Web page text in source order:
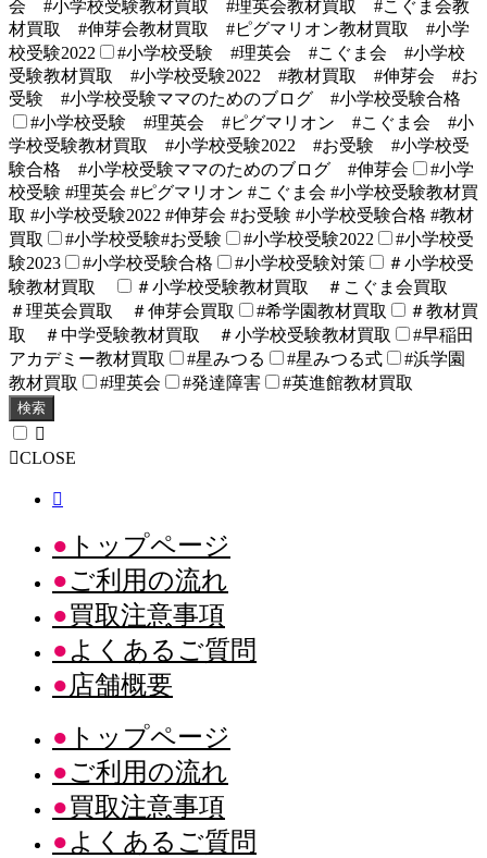
会 #小学校受験教材買取 #理英会教材買取 #こぐま会教
材買取 #伸芽会教材買取 #ピグマリオン教材買取 #小学
校受験2022
#小学校受験 #理英会 #こぐま会 #小学校
受験教材買取 #小学校受験2022 #教材買取 #伸芽会 #お
受験 #小学校受験ママのためのブログ #小学校受験合格
#小学校受験 #理英会 #ピグマリオン #こぐま会 #小
学校受験教材買取 #小学校受験2022 #お受験 #小学校受
験合格 #小学校受験ママのためのブログ #伸芽会
#小学
校受験 #理英会 #ピグマリオン #こぐま会 #小学校受験教材買
取 #小学校受験2022 #伸芽会 #お受験 #小学校受験合格 #教材
買取
#小学校受験#お受験 #小学校受験2022
#小学校受
験2023
#小学校受験合格 #小学校受験対策
＃小学校受
験教材買取
＃小学校受験教材買取 ＃こぐま会買取
＃理英会買取 ＃伸芽会買取
#希学園教材買取
＃教材買
取 ＃中学受験教材買取 ＃小学校受験教材買取
#早稲田
アカデミー教材買取
#星みつる #星みつる式
#浜学園
教材買取
#理英会 #発達障害 #英進館教材買取
検索
CLOSE
トップページ
ご利用の流れ
買取注意事項
よくあるご質問
店舗概要
トップページ
ご利用の流れ
買取注意事項
よくあるご質問